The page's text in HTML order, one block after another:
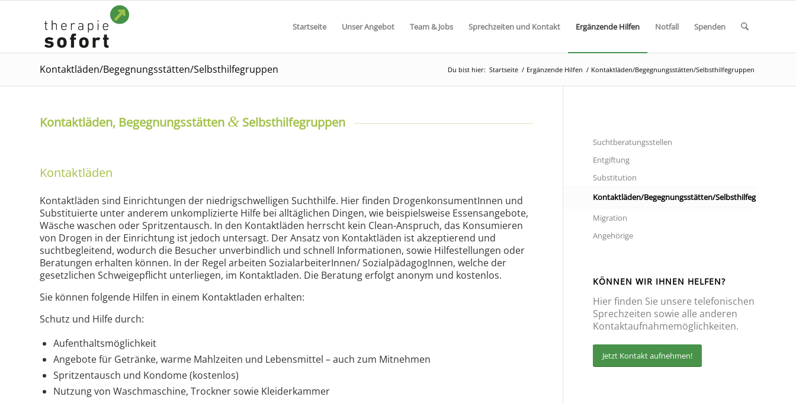
Startseite Unser Angebot Team & Jobs Sprechzeiten und Kontakt Ergänzende Hilfen Notfall Spenden
Kontaktläden/Begegnungsstätten/Selbsthilfegruppen Du bist hier: Startseite / Ergänzende Hilfen / Kontaktläden/Begegnungsstätten/Selbsthilfegruppen
Kontaktläden, Begegnungsstätten & Selbsthilfegruppen
Kontaktläden
Kontaktläden sind Einrichtungen der niedrigschwelligen Suchthilfe. Hier finden DrogenkonsumentInnen und
Substituierte unter anderem unkomplizierte Hilfe bei alltäglichen Dingen, wie beispielsweise Essensangebote,
Wäsche waschen oder Spritzentausch. In den Kontaktläden herrscht kein Clean-Anspruch, das Konsumieren
von Drogen in der Einrichtung ist jedoch untersagt. Der Ansatz von Kontaktläden ist akzeptierend und
suchtbegleitend, wodurch die Besucher unverbindlich und schnell Informationen, sowie Hilfestellungen oder
Beratungen erhalten können. In der Regel arbeiten SozialarbeiterInnen/ SozialpädagogInnen, welche der
gesetzlichen Schweigepflicht unterliegen, im Kontaktladen. Die Beratung erfolgt anonym und kostenlos.
Sie können folgende Hilfen in einem Kontaktladen erhalten:
Schutz und Hilfe durch:
Aufenthaltsmöglichkeit
Angebote für Getränke, warme Mahlzeiten und Lebensmittel – auch zum Mitnehmen
Spritzentausch und Kondome (kostenlos)
Nutzung von Waschmaschine, Trockner sowie Kleiderkammer
Suchtberatungsstellen
Entgiftung
Substitution
Kontaktläden/Begegnungsstätten/Selbsthilfegruppen
Migration
Angehörige
KÖNNEN WIR IHNEN HELFEN?
Hier finden Sie unsere telefonischen
Sprechzeiten sowie alle anderen
Kontaktaufnahmemöglichkeiten.
Jetzt Kontakt aufnehmen!